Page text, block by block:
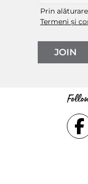
Prin
Termeni și
JOIN